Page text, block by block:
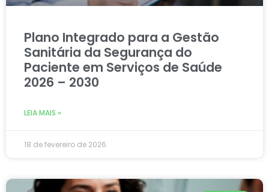
Plano Integrado para a Gestão
Sanitária da Segurança do
Paciente em Serviços de Saúde
2026 – 2030
LEIA MAIS »
18 de fevereiro de 2026